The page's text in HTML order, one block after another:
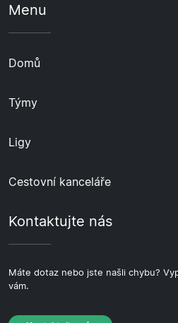
Menu
Domů
Týmy
Ligy
Cestovní kanceláře
Kontaktujte nás
Máte dotaz nebo jste našli chybu?
vám.